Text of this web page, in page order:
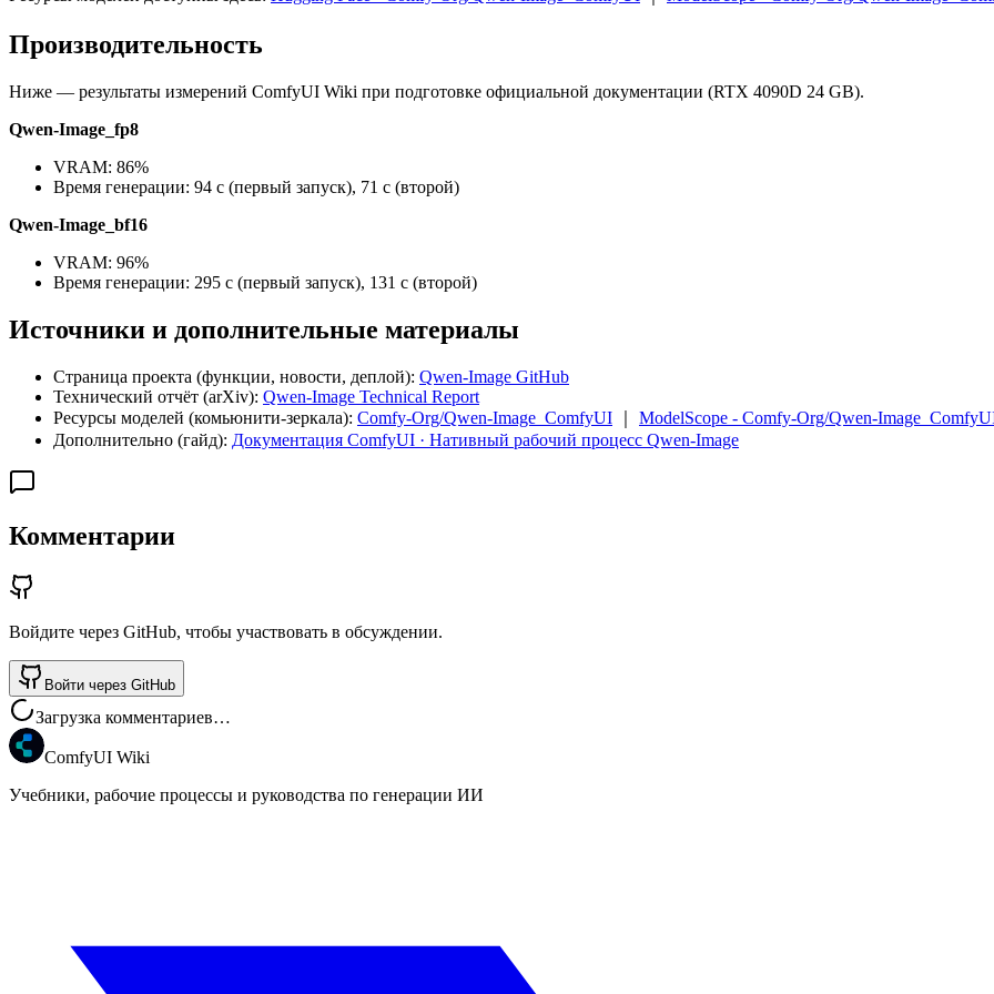
Производительность
Ниже — результаты измерений ComfyUI Wiki при подготовке официальной документации (RTX 4090D 24 GB).
Qwen-Image_fp8
VRAM: 86%
Время генерации: 94 с (первый запуск), 71 с (второй)
Qwen-Image_bf16
VRAM: 96%
Время генерации: 295 с (первый запуск), 131 с (второй)
Источники и дополнительные материалы
Страница проекта (функции, новости, деплой): Qwen-Image GitHub
Технический отчёт (arXiv): Qwen-Image Technical Report
Ресурсы моделей (комьюнити‑зеркала): Comfy-Org/Qwen-Image_ComfyUI
ModelScope - Comfy-Org/Qwen-
Дополнительно (гайд): Документация ComfyUI · Нативный рабочий процесс Qwen-Image
Комментарии
Войдите через GitHub, чтобы участвовать в обсуждении.
Войти через GitHub
Загрузка комментариев…
ComfyUI Wiki
Учебники, рабочие процессы и руководства по генерации ИИ